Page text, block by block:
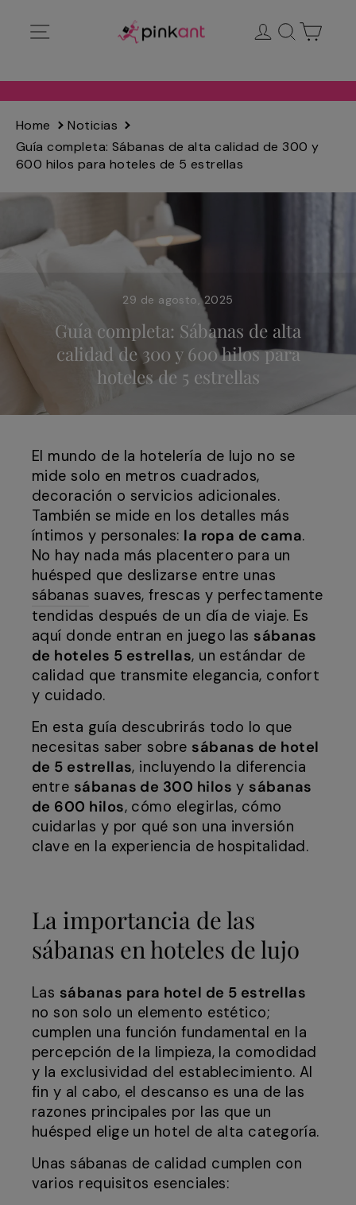
directamente
Ingresar
Buscar
Home
Noticias
Guía completa: Sábanas de alta calidad de 300 y
600 hilos para hoteles de 5 estrellas
29 de agosto, 2025
Guía completa: Sábanas de alta
calidad de 300 y 600 hilos para
hoteles de 5 estrellas
El mundo de la hotelería de lujo no se
mide solo en metros cuadrados,
decoración o servicios adicionales.
También se mide en los detalles más
íntimos y personales: la ropa de cama.
No hay nada más placentero para un
huésped que deslizarse entre unas
sábanas suaves, frescas y perfectamente
tendidas después de un día de viaje. Es
aquí donde entran en juego las sábanas
de hoteles 5 estrellas, un estándar de
calidad que transmite elegancia, confort
y cuidado.
En esta guía descubrirás todo lo que
necesitas saber sobre sábanas de hotel
de 5 estrellas, incluyendo la diferencia
entre sábanas de 300 hilos y sábanas
de 600 hilos, cómo elegirlas, cómo
cuidarlas y por qué son una inversión
clave en la experiencia de hospitalidad.
La importancia de las
sábanas en hoteles de lujo
Las sábanas para hotel de 5 estrellas
no son solo un elemento estético;
cumplen una función fundamental en la
percepción de la limpieza, la comodidad
y la exclusividad del establecimiento. Al
fin y al cabo, el descanso es una de las
razones principales por las que un
huésped elige un hotel de alta categoría.
Unas sábanas de calidad cumplen con
varios requisitos esenciales: